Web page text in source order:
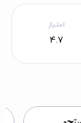
امتیاز
4.7